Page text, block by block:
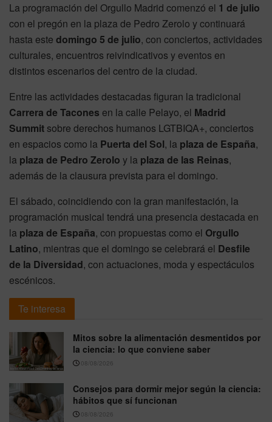
La programación del Orgullo Madrid comenzó el 1 de julio
con el pregón en la plaza de Pedro Zerolo y continuará
hasta este domingo 5 de julio, con conciertos, actividades
culturales, encuentros reivindicativos y eventos en
distintos escenarios del centro de la ciudad.
Entre las actividades destacadas figuran la tradicional
Carrera de Tacones en la calle Pelayo, el Madrid
Summit sobre derechos humanos LGTBIQA+, conciertos
en espacios como la Puerta del Sol, la plaza de España,
la plaza de Pedro Zerolo y la plaza de las Reinas,
además de la clausura prevista para el domingo.
El sábado, coincidiendo con la gran manifestación, la
programación musical tendrá una presencia destacada en
la plaza de España, con propuestas como el Orgullo
Latino, mientras que el domingo se celebrará el Desfile
de la Diversidad, con actuaciones, moda y espectáculos
escénicos.
Te interesa
Mitos sobre la alimentación desmentidos por
la ciencia: lo que conviene saber
08/08/2026
Consejos para dormir mejor según la ciencia:
hábitos que sí funcionan
08/08/2026